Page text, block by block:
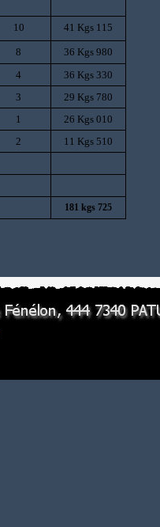
10 41 Kgs 115
8 36 Kgs 980
4 36 Kgs 330
3 29 Kgs 780
1 26 Kgs 010
2 11 Kgs 510
181 kgs 725